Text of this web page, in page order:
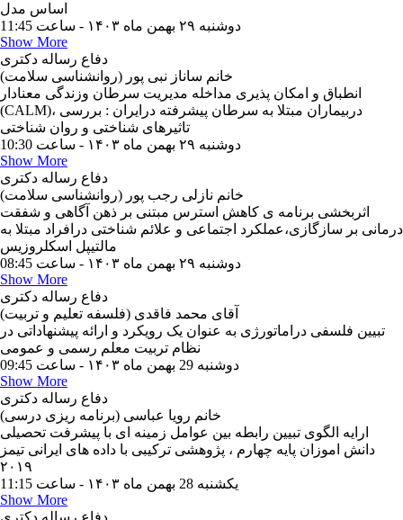
اساس مدل
دوشنبه ۲۹ بهمن ماه ۱۴۰۳ - ساعت 11:45
Show More
دفاع رساله دکتری
خانم ساناز نبی پور (روانشناسی سلامت)
انطباق و امکان پذیری مداخله مدیریت سرطان وزندگی معنادار
(CALM)، دربیماران مبتلا به سرطان پیشرفته درایران : بررسی
تاثیرهای شناختی و روان شناختی
دوشنبه ۲۹ بهمن ماه ۱۴۰۳ - ساعت 10:30
Show More
دفاع رساله دکتری
خانم نازلی رجب پور (روانشناسی سلامت)
اثربخشی برنامه ی کاهش استرس مبتنی بر ذهن آگاهی و شفقت
درمانی بر سازگازی،عملکرد اجتماعی و علائم شناختی درافراد مبتلا به
مالتیپل اسکلروزیس
دوشنبه ۲۹ بهمن ماه ۱۴۰۳ - ساعت 08:45
Show More
دفاع رساله دکتری
آقای محمد فاقدی (فلسفه تعلیم و تربیت)
تبیین فلسفی دراماتورژی به عنوان یک رویکرد و ارائه پیشنهاداتی در
نظام تربیت معلم رسمی و عمومی
دوشنبه 29 بهمن ماه ۱۴۰۳ - ساعت 09:45
Show More
دفاع رساله دکتری
خانم رویا عباسی (برنامه ریزی درسی)
ارایه الگوی تبیین رابطه بین عوامل زمینه ای با پیشرفت تحصیلی
دانش اموزان پایه چهارم ، پژوهشی ترکیبی با داده های ایرانی تیمز
۲۰۱۹
یکشنبه 28 بهمن ماه ۱۴۰۳ - ساعت 11:15
Show More
دفاع رساله دکتری